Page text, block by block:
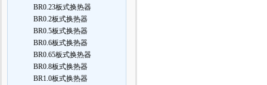
BR0.23板式换热器
BR0.2板式换热器
BR0.5板式换热器
BR0.6板式换热器
BR0.65板式换热器
BR0.8板式换热器
BR1.0板式换热器